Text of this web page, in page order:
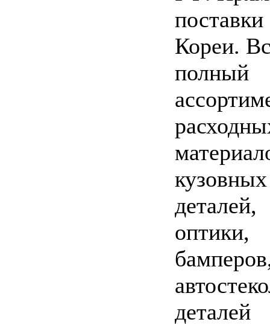
поставки
Кореи.
полный
кузовных
деталей,
оптики,
деталей